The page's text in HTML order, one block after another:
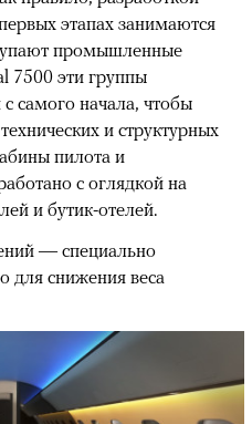
этапах занимаются
промышленные
7500 эти группы
самого начала, чтобы
и структурных
пилота и
с оглядкой на
и бутик-отелей.
— специально
для снижения веса